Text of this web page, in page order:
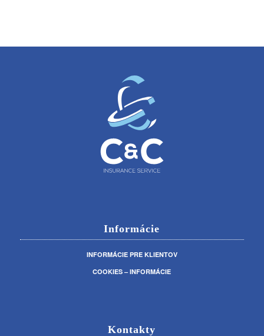
Informácie
INFORMÁCIE PRE KLIENTOV
COOKIES – INFORMÁCIE
Kontakty